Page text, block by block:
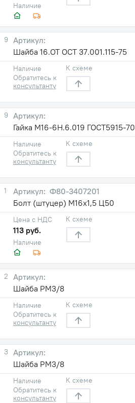
Наличие
9
Шайба 16.ОТ ОСТ 37.001.115-75
Наличие
Обратитесь к
консультанту
К схеме
9
Гайка М16-6Н.6.019 ГОСТ5915-70
Наличие
Обратитесь к
консультанту
К схеме
1
Ф80-3407201
Болт (штуцер) М16х1,5 Ц50
Наличие
Цена с НДС
113 руб.
К схеме
2
Шайба РМ3/8
Наличие
Обратитесь к
консультанту
К схеме
3
Шайба РМ3/8
Наличие
Обратитесь к
консультанту
К схеме